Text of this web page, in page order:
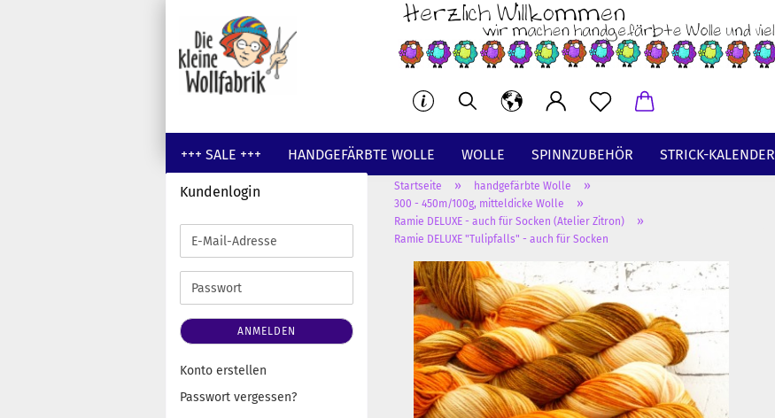
+++ SALE +++ HANDGEFÄRBTE WOLLE WOLLE SPINNZUBEHÖR STRICK-KALENDER
GUTSCHEINE WOLLE UNGEFÄRBT
Startseite » handgefärbte Wolle »
300 - 450m/100g, mitteldicke Wolle »
Ramie DELUXE - auch für Socken (Atelier Zitron) »
Ramie DELUXE "Tulipfalls" - auch für Socken
Kundenlogin
E-
Mail-
Adresse
Passwort
ANMELDEN
Konto erstellen
Passwort vergessen?